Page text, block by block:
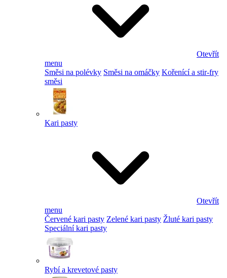
Otevřít
menu
Směsi na polévky Směsi na omáčky Kořenící a stir-fry
směsi
Kari pasty
Otevřít
menu
Červené kari pasty Zelené kari pasty Žluté kari pasty
Speciální kari pasty
Rybí a krevetové pasty